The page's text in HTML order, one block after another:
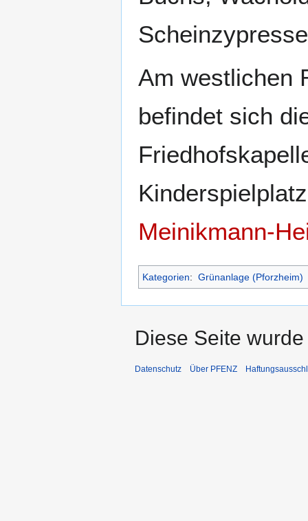
Am westlichen
befindet sich
Meinikmann-
Kategorien: Grünanlage (Pforzheim)
Diese Seite
Datenschutz Über PFENZ